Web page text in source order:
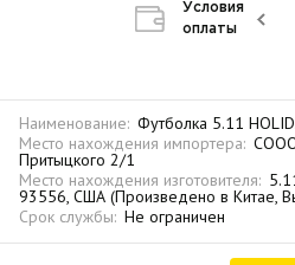
Условия
оплаты
Наименование: Футболка 5.11
Место нахождения импортера: СООО
Притыцкого 2/1
Место нахождения изготовителя:
93556, США (Произведено в Китае,
Срок службы: Не ограничен